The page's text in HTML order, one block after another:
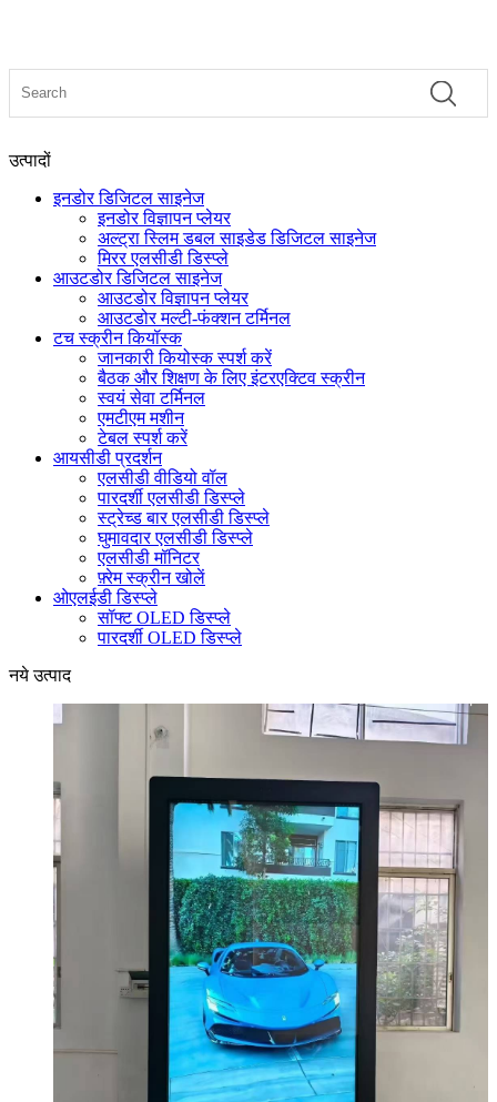
उत्पादों
इनडोर डिजिटल साइनेज
इनडोर विज्ञापन प्लेयर
अल्ट्रा स्लिम डबल साइडेड डिजिटल साइनेज
मिरर एलसीडी डिस्प्ले
आउटडोर डिजिटल साइनेज
आउटडोर विज्ञापन प्लेयर
आउटडोर मल्टी-फंक्शन टर्मिनल
टच स्क्रीन कियॉस्क
जानकारी कियोस्क स्पर्श करें
बैठक और शिक्षण के लिए इंटरएक्टिव स्क्रीन
स्वयं सेवा टर्मिनल
एमटीएम मशीन
टेबल स्पर्श करें
आयसीडी प्रदर्शन
एलसीडी वीडियो वॉल
पारदर्शी एलसीडी डिस्प्ले
स्ट्रेच्ड बार एलसीडी डिस्प्ले
घुमावदार एलसीडी डिस्प्ले
एलसीडी मॉनिटर
फ़्रेम स्क्रीन खोलें
ओएलईडी डिस्प्ले
सॉफ्ट OLED डिस्प्ले
पारदर्शी OLED डिस्प्ले
नये उत्पाद